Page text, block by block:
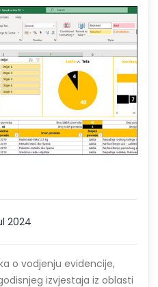
2024
o vodjenju evidencije,
izvjestaja iz oblasti